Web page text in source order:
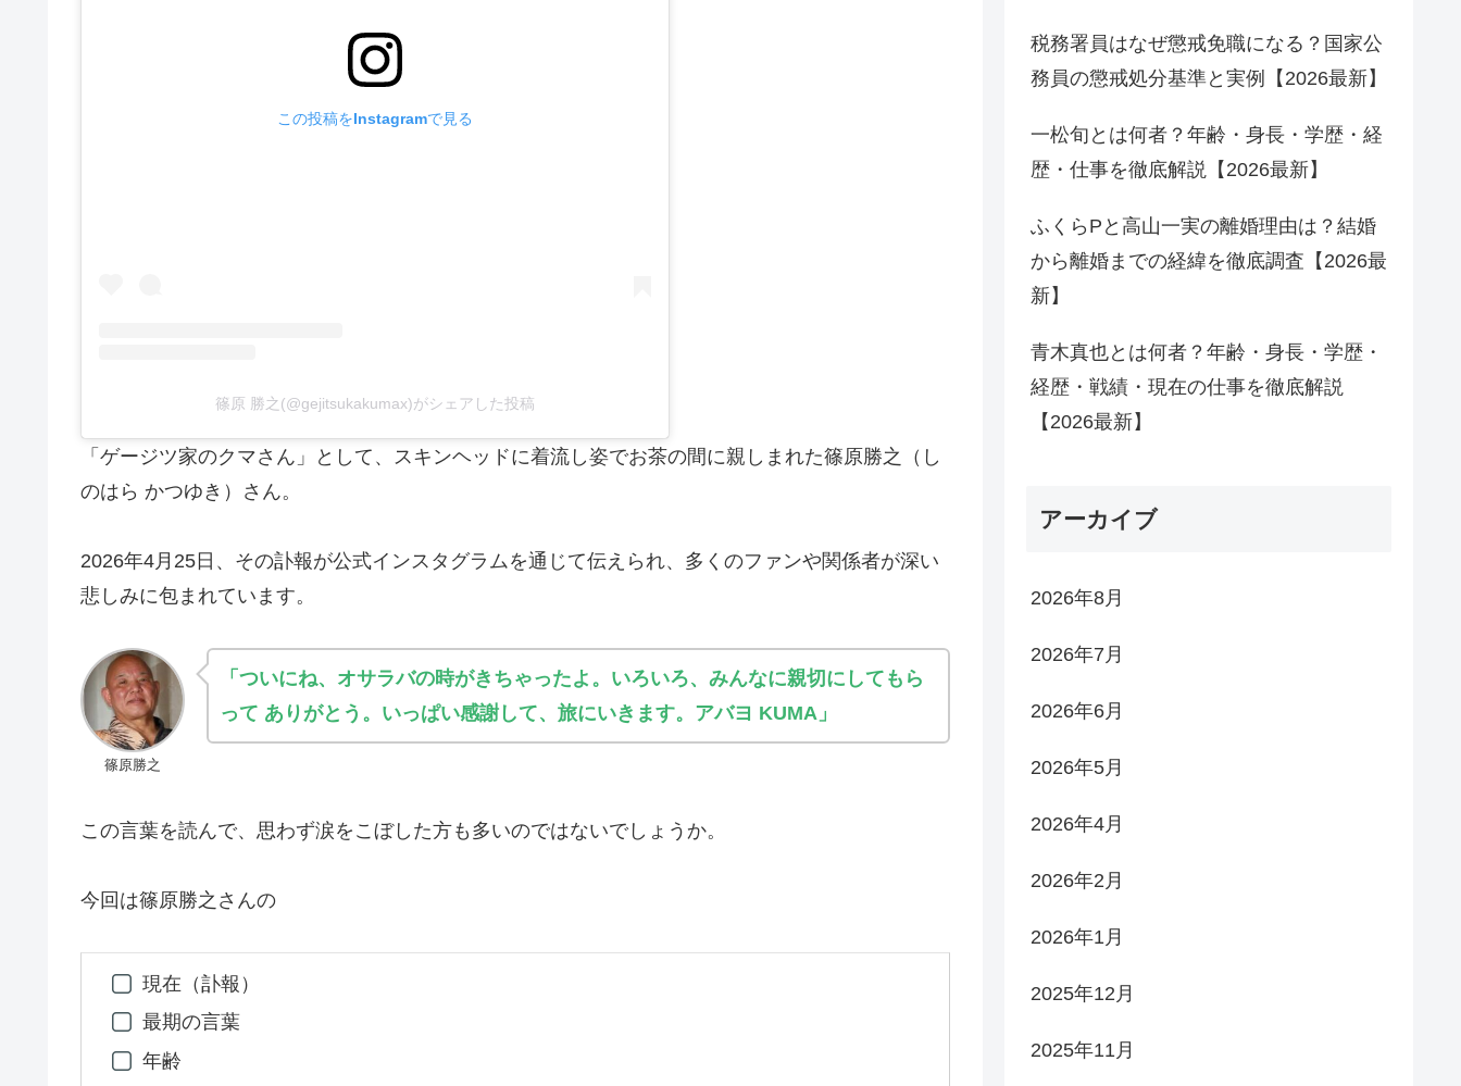
この投稿をInstagramで見る
篠原 勝之(@gejitsukakumax)がシェアした投稿
「ゲージツ家のクマさん」として、スキンヘッドに着流し姿でお茶の間に親しまれた篠原勝之（し
のはら かつゆき）さん。
2026年4月25日、その訃報が公式インスタグラムを通じて伝えられ、多くのファンや関係者が深い
悲しみに包まれています。
篠原勝之
「ついにね、オサラバの時がきちゃったよ。いろいろ、みんなに親切にしてもら
って ありがとう。いっぱい感謝して、旅にいきます。アバヨ KUMA」
この言葉を読んで、思わず涙をこぼした方も多いのではないでしょうか。
今回は篠原勝之さんの
現在（訃報）
最期の言葉
年齢
税務署員はなぜ懲戒免職になる？国家公
務員の懲戒処分基準と実例【2026最新】
一松旬とは何者？年齢・身長・学歴・経
歴・仕事を徹底解説【2026最新】
ふくらPと高山一実の離婚理由は？結婚
から離婚までの経緯を徹底調査【2026最
新】
青木真也とは何者？年齢・身長・学歴・
経歴・戦績・現在の仕事を徹底解説
【2026最新】
アーカイブ
2026年8月
2026年7月
2026年6月
2026年5月
2026年4月
2026年2月
2026年1月
2025年12月
2025年11月